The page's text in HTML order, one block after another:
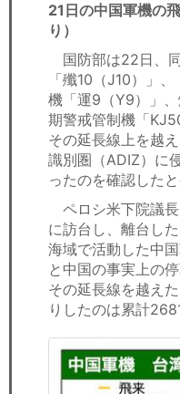
21日の中国軍機の
り）
国防部は22日、
「殲10（J10）」
機「運9（Y9）」
期警戒管制機「
その延長線上を越
識別圏（ADIZ）に
ったのを確認したと
ペロシ米下院議
に訪台し、離台し
海域で活動した中
と中国の事実上の
その延長線を越え
りしたのは累計